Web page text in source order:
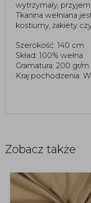
wytrzymały,
Tkanina wełniana
kostiumy, żakiety
Szerokość: 140 cm
Skład: 100% wełna
Gramatura: 200 gr/m
Kraj pochodzenia:
Zobacz także